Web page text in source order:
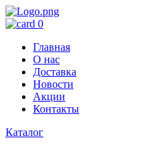
0
Главная
О нас
Доставка
Новости
Акции
Контакты
Каталог